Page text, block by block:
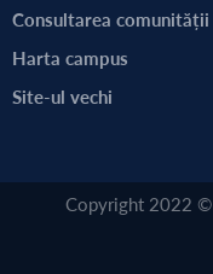
Consultarea comunității
Harta campus
Site-ul vechi
Copyright 2022 ©